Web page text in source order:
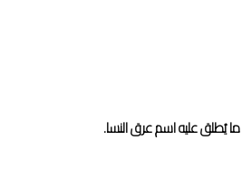
يُطلق عليه اسم عرق النسا.